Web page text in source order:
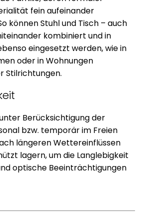
fein aufeinander
können Stuhl und Tisch – auch
kombiniert und in
eingesetzt werden, wie in
oder in Wohnungen
Stilrichtungen.
Berücksichtigung der
bzw. temporär im Freien
längeren Wettereinflüssen
lagern, um die Langlebigkeit
optische Beeinträchtigungen